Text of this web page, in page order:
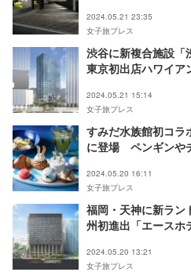
2024.05.21 23:35
女子旅プレス
渋谷に新複合施設
東京初出店ハワイア
2024.05.21 15:14
女子旅プレス
すみだ水族館初コラ
に登場 ペンギンや
2024.05.20 16:11
女子旅プレス
福岡・天神に新ラ
州初進出「エースホ
2024.05.20 13:21
女子旅プレス